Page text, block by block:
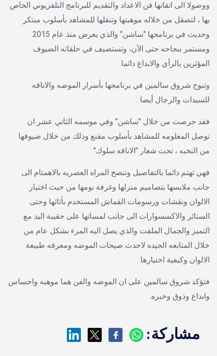
ووصولا الى اتقانها فن الاعداد والتقديم للبرنامج التلفزيوني الخاص
بها ، لتصقل من خلاله موهبتها وتنقلها للمشاهد بأسلوب مبتكر
وحديث في برنامجها "ساشن" والذي يعرض منذ عام 2015
ومستمر بنجاحه حتى الآن، وتستضيف في حلقاته الضيوف
المؤثرين بالرأي والابداع دائما.
وتبوح شروق سالمين في برنامجها بأسرار الموضه والاناقه
للسيدات والرجال أيضا .
فقد حرصت من خلال "ساشن" وفي موسمه الثاني عشر ان
توصل المعلومه للمشاهد بأسلوب مقنع وذلك من خلال ضيوفها
من النخبه ، تحت شعار "الاناقه سلوك" .
فهي تهتم دائما بالتفاصيل وتنصح المراه العصريه بالاهمتام الى
جانب ملابسها بتصاميم منزلها وغرفة نومها من حيث اختيار
الالوان ونقشات ورسومات القماش المستخدم بأثاثها وحتى
الستائر والاكسسوارات الى جانب لمساتها على حقيبة اليد مع
التميز والجمال الملفت والذي يصل اليه المرء بشكل عام من
خلال المتابعه الجيده لاحدث صيحات الموضه ومعرفه طبيعة
الالوان وكيفية اختيارها .
فتؤكد شروق سالمين على ان الموضه والفن هما موهبه واحساس
وابداع وذوق وخبره.
مشاركة: